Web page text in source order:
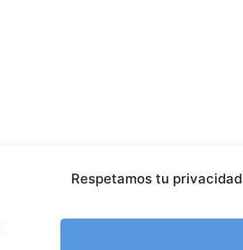
Respetamos tu privacidad